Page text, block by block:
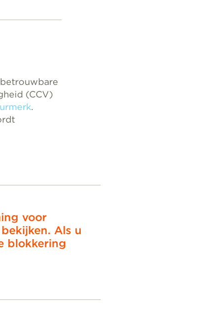
(CCV)
.
voor
Als u
blokkering